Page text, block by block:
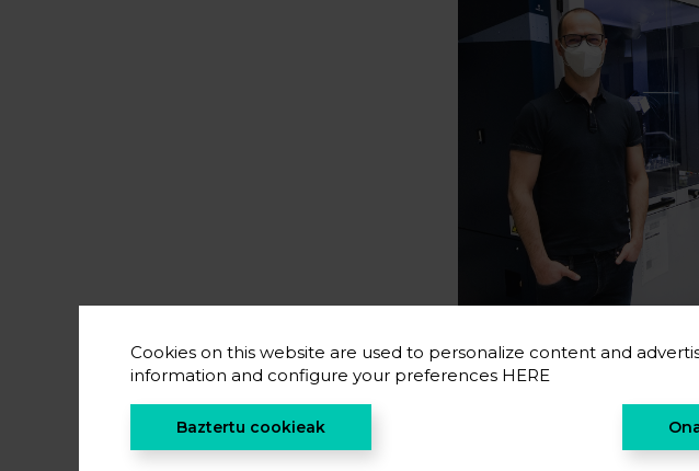
material horiek aztertu,
Cookies on this website are used to personalize content and
information and configure your preferences HERE
Baztertu cookieak